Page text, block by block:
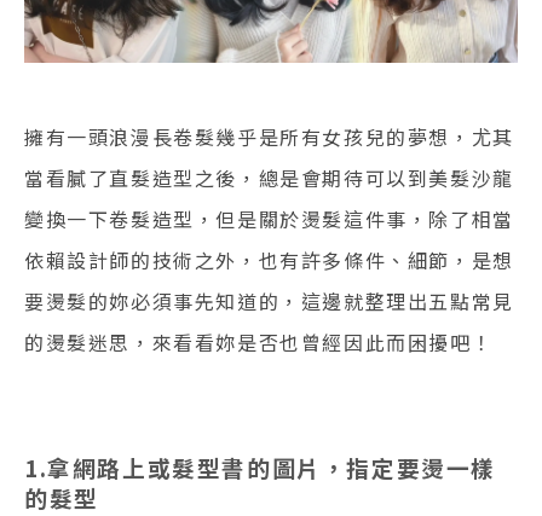
擁有一頭浪漫長卷髮幾乎是所有女孩兒的夢想，尤其
當看膩了直髮造型之後，總是會期待可以到美髮沙龍
變換一下卷髮造型，但是關於燙髮這件事，除了相當
依賴設計師的技術之外，也有許多條件、細節，是想
要燙髮的妳必須事先知道的，這邊就整理出五點常見
的燙髮迷思，來看看妳是否也曾經因此而困擾吧！
1.拿網路上或髮型書的圖片，指定要燙一樣
的髮型